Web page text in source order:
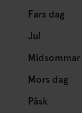
Fars dag
Jul
Midsommar
Mors dag
Påsk